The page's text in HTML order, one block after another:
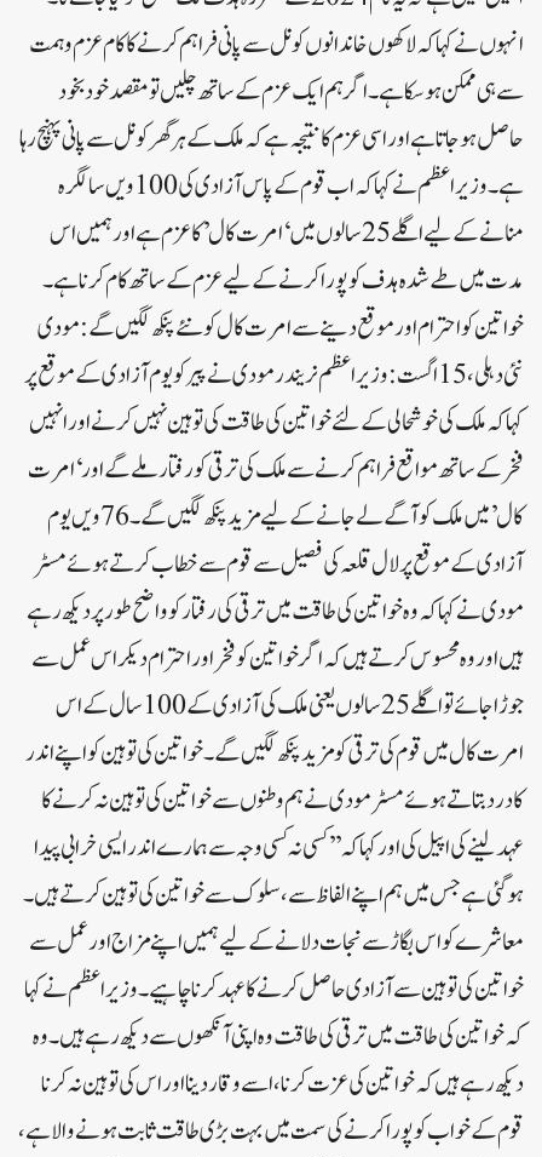
انہوں نے کہا کہ لاکھوں خاندانوں کو نل سے پانی فراہم کرنے کا کام عزم و ہمت
سے ہی ممکن ہوسکا ہے۔ اگر ہم ایک عزم کے ساتھ چلیں تو مقصد خود بخود
حاصل ہو جاتا ہے اور اسی عزم کا نتیجہ ہے کہ ملک کے ہر گھر کو نل سے پانی پہنچ رہا
ہے۔وزیر اعظم نے کہا کہ اب قوم کے پاس آزادی کی 100ویں سالگرہ
منانے کے لیے اگلے 25 سالوں میں ‘امرت کال’ کا عزم ہے اور ہمیں اس
مدت میں طے شدہ ہدف کو پورا کرنے کے لیے عزم کے ساتھ کام کرنا ہے۔
خواتین کو احترام اور موقع دینے سے امرت کال کو نئے پنکھ لگیں گے: مودی
نئی دہلی، 15 اگست:وزیر اعظم نریندر مودی نے پیر کو یوم آزادی کے موقع پر
کہا کہ ملک کی خوشحالی کے لئے خواتین کی طاقت کی توہین نہیں کرنے اور انہیں
فخر کے ساتھ مواقع فراہم کرنے سے ملک کی ترقی کو رفتار ملے گے اور ‘امرت
کال’ میں ملک کو آگے لے جانے کے لیے مزید پنکھ لگیں گے۔76ویں یوم
آزادی کے موقع پر لال قلعہ کی فصیل سے قوم سے خطاب کرتے ہوئے مسٹر
مودی نے کہا کہ وہ خواتین کی طاقت میں ترقی کی رفتار کو واضح طور پر دیکھ رہے
ہیں اور وہ محسوس کرتے ہیں کہ اگر خواتین کو فخر اور احترام دیکر اس عمل سے
جوڑا جائے تو اگلے 25 سالوں یعنی ملک کی آزادی کے 100 سال کے اس
امرت کال میں قوم کی ترقی کو مزید پنکھ لگیں گے۔خواتین کی توہین کو اپنے اندر
کا درد بتاتے ہوئے مسٹر مودی نے ہم وطنوں سے خواتین کی توہین نہ کرنے کا
عہد لینے کی اپیل کی اور کہا کہ ’’کسی نہ کسی وجہ سے ہمارے اندر ایسی خرابی پیدا
ہو گئی ہے جس میں ہم اپنے الفاظ سے، سلوک سے خواتین کی توہین کرتے ہیں۔
معاشرے کو اس بگاڑ سے نجات دلانے کے لیے ہمیں اپنے مزاج اور عمل سے
خواتین کی توہین سے آزادی حاصل کرنے کا عہد کرنا چاہیے۔وزیراعظم نے کہا
کہ خواتین کی طاقت میں ترقی کی طاقت وہ اپنی آنکھوں سے دیکھ رہے ہیں۔ وہ
دیکھ رہے ہیں کہ خواتین کی عزت کرنا، اسے وقار دینا اور اس کی توہین نہ کرنا
قوم کے خواب کو پورا کرنے کی سمت میں بہت بڑی طاقت ثابت ہونے والا ہے،